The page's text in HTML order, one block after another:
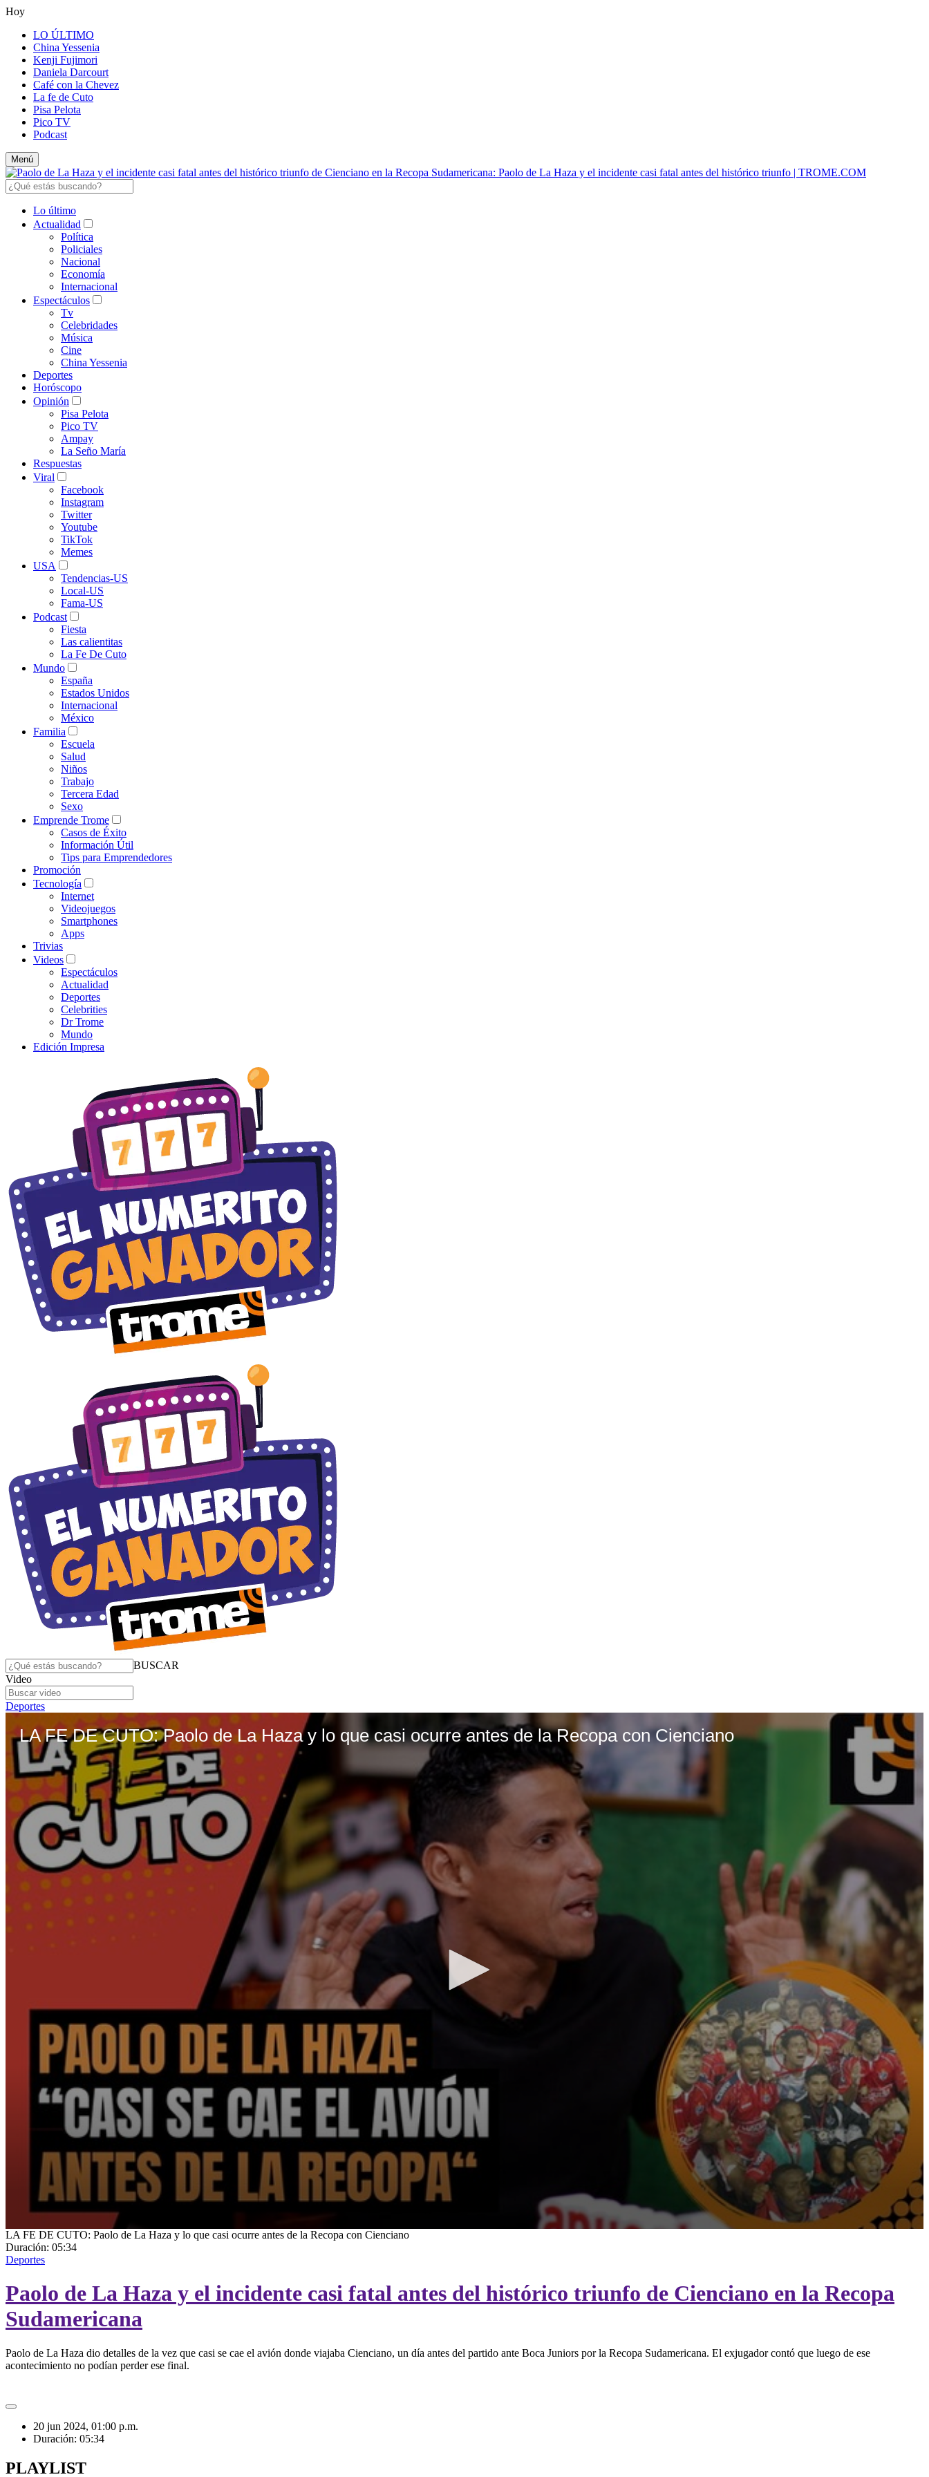
Hoy
LO ÚLTIMO
China Yessenia
Kenji Fujimori
Daniela Darcourt
Café con la Chevez
La fe de Cuto
Pisa Pelota
Pico TV
Podcast
Menú
Lo último
Actualidad
Política
Policiales
Nacional
Economía
Internacional
Espectáculos
Tv
Celebridades
Música
Cine
China Yessenia
Deportes
Horóscopo
Opinión
Pisa Pelota
Pico TV
Ampay
La Seño María
Respuestas
Viral
Facebook
Instagram
Twitter
Youtube
TikTok
Memes
USA
Tendencias-US
Local-US
Fama-US
Podcast
Fiesta
Las calientitas
La Fe De Cuto
Mundo
España
Estados Unidos
Internacional
México
Familia
Escuela
Salud
Niños
Trabajo
Tercera Edad
Sexo
Emprende Trome
Casos de Éxito
Información Útil
Tips para Emprendedores
Promoción
Tecnología
Internet
Videojuegos
Smartphones
Apps
Trivias
Videos
Espectáculos
Actualidad
Deportes
Celebrities
Dr Trome
Mundo
Edición Impresa
BUSCAR
Video
Deportes
LA FE DE CUTO: Paolo de La Haza y lo que casi ocurre antes de la Recopa con Cienciano
0
seconds
of
5
34
secondsVolume
90%
LA FE DE CUTO: Paolo de La Haza y lo que casi ocurre antes de la Recopa con Cienciano
Duración: 05:34
Deportes
Paolo de La Haza y el incidente casi fatal antes del histórico triunfo de Cienciano en la Recopa
Sudamericana
Paolo de La Haza dio detalles de la vez que casi se cae el avión donde viajaba Cienciano, un día antes del partido ante Boca Juniors por la Recopa Sudamericana. El exjugador contó que luego de ese
acontecimiento no podían perder ese final.
20 jun 2024, 01:00 p.m.
Duración: 05:34
PLAYLIST